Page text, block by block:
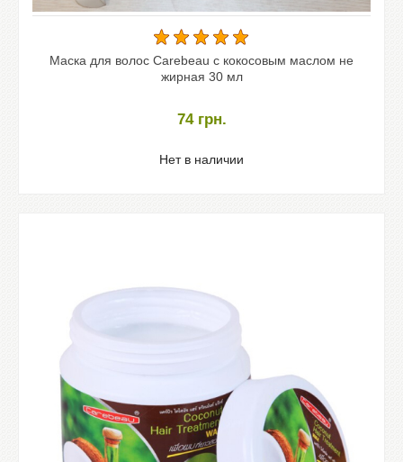
Маска для волос Carebeau с кокосовым маслом не
жирная 30 мл
74 грн.
Нет в наличии